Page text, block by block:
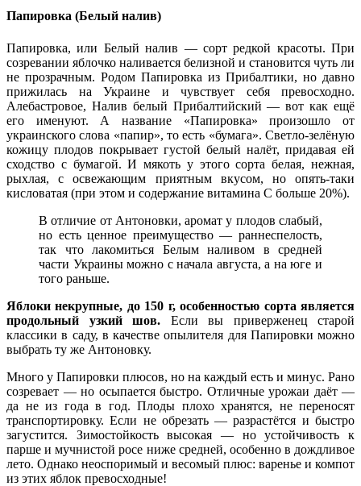
Папировка (Белый налив)
Папировка, или Белый налив — сорт редкой красоты. При
созревании яблочко наливается белизной и становится чуть ли
не прозрачным. Родом Папировка из Прибалтики, но давно
прижилась на Украине и чувствует себя превосходно.
Алебастровое, Налив белый Прибалтийский — вот как ещё
его именуют. А название «Папировка» произошло от
украинского слова «папир», то есть «бумага». Светло-зелёную
кожицу плодов покрывает густой белый налёт, придавая ей
сходство с бумагой. И мякоть у этого сорта белая, нежная,
рыхлая, с освежающим приятным вкусом, но опять-таки
кисловатая (при этом и содержание витамина С больше 20%).
В отличие от Антоновки, аромат у плодов слабый,
но есть ценное преимущество — раннеспелость,
так что лакомиться Белым наливом в средней
части Украины можно с начала августа, а на юге и
того раньше.
Яблоки некрупные, до 150 г, особенностью сорта является
продольный узкий шов. Если вы приверженец старой
классики в саду, в качестве опылителя для Папировки можно
выбрать ту же Антоновку.
Много у Папировки плюсов, но на каждый есть и минус. Рано
созревает — но осыпается быстро. Отличные урожаи даёт —
да не из года в год. Плоды плохо хранятся, не переносят
транспортировку. Если не обрезать — разрастётся и быстро
загустится. Зимостойкость высокая — но устойчивость к
парше и мучнистой росе ниже средней, особенно в дождливое
лето. Однако неоспоримый и весомый плюс: варенье и компот
из этих яблок превосходные!